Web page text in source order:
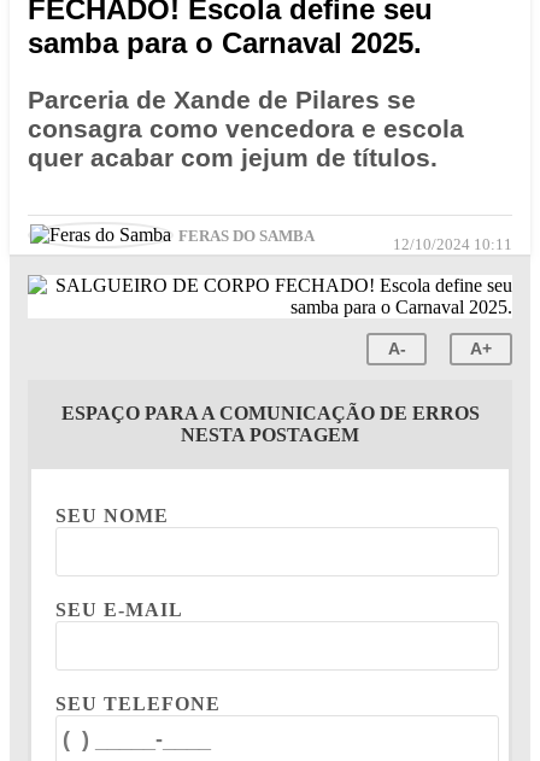
FECHADO! Escola define seu
samba para o Carnaval 2025.
Parceria de Xande de Pilares se
consagra como vencedora e escola
quer acabar com jejum de títulos.
FERAS DO SAMBA 12/10/2024 10:11
A- A+
ESPAÇO PARA A COMUNICAÇÃO DE ERROS
NESTA POSTAGEM
SEU NOME
SEU E-MAIL
SEU TELEFONE